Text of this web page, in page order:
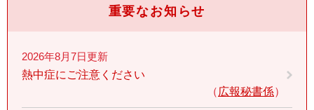
重要なお知らせ
2026年8月7日更新
熱中症にご注意ください
広報秘書係